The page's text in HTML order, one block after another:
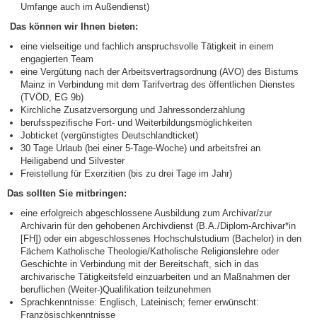
Umfange auch im Außendienst)
Das können wir Ihnen bieten:
eine vielseitige und fachlich anspruchsvolle Tätigkeit in einem
engagierten Team
eine Vergütung nach der Arbeitsvertragsordnung (AVO) des Bistums
Mainz in Verbindung mit dem Tarifvertrag des öffentlichen Dienstes
(TVÖD, EG 9b)
Kirchliche Zusatzversorgung und Jahressonderzahlung
berufsspezifische Fort- und Weiterbildungsmöglichkeiten
Jobticket (vergünstigtes Deutschlandticket)
30 Tage Urlaub (bei einer 5-Tage-Woche) und arbeitsfrei an
Heiligabend und Silvester
Freistellung für Exerzitien (bis zu drei Tage im Jahr)
Das sollten Sie mitbringen:
eine erfolgreich abgeschlossene Ausbildung zum Archivar/zur
Archivarin für den gehobenen Archivdienst (B.A./Diplom-Archivar*in
[FH]) oder ein abgeschlossenes Hochschulstudium (Bachelor) in den
Fächern Katholische Theologie/Katholische Religionslehre oder
Geschichte in Verbindung mit der Bereitschaft, sich in das
archivarische Tätigkeitsfeld einzuarbeiten und an Maßnahmen der
beruflichen (Weiter-)Qualifikation teilzunehmen
Sprachkenntnisse: Englisch, Lateinisch; ferner erwünscht:
Französischkenntnisse